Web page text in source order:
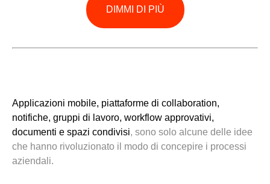
DIMMI DI PIÙ
App licazioni mobil e, piattaforme di collaboration,
notifiche, gruppi di lavoro, workflow approvativi,
documenti e spazi condivisi, sono solo alcune delle idee
che hanno rivoluzionato il modo di concepire i processi
aziendali.